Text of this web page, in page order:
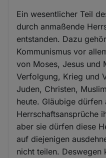
Ein wesentlicher Teil
durch anmaßende
entstanden. Dazu
Kommunismus vor
von Moses, Jesus und
Verfolgung, Krieg und
Juden, Christen,
heute. Gläubige dürfen
Herrschaftsansprüche
aber sie dürfen diese
auf diejenigen
nicht teilen. Deswegen